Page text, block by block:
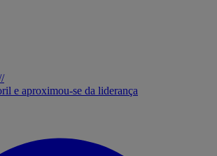
e aproximou-se da liderança